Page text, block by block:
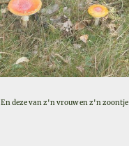
En deze van z'n vrouw en z'n zoontje